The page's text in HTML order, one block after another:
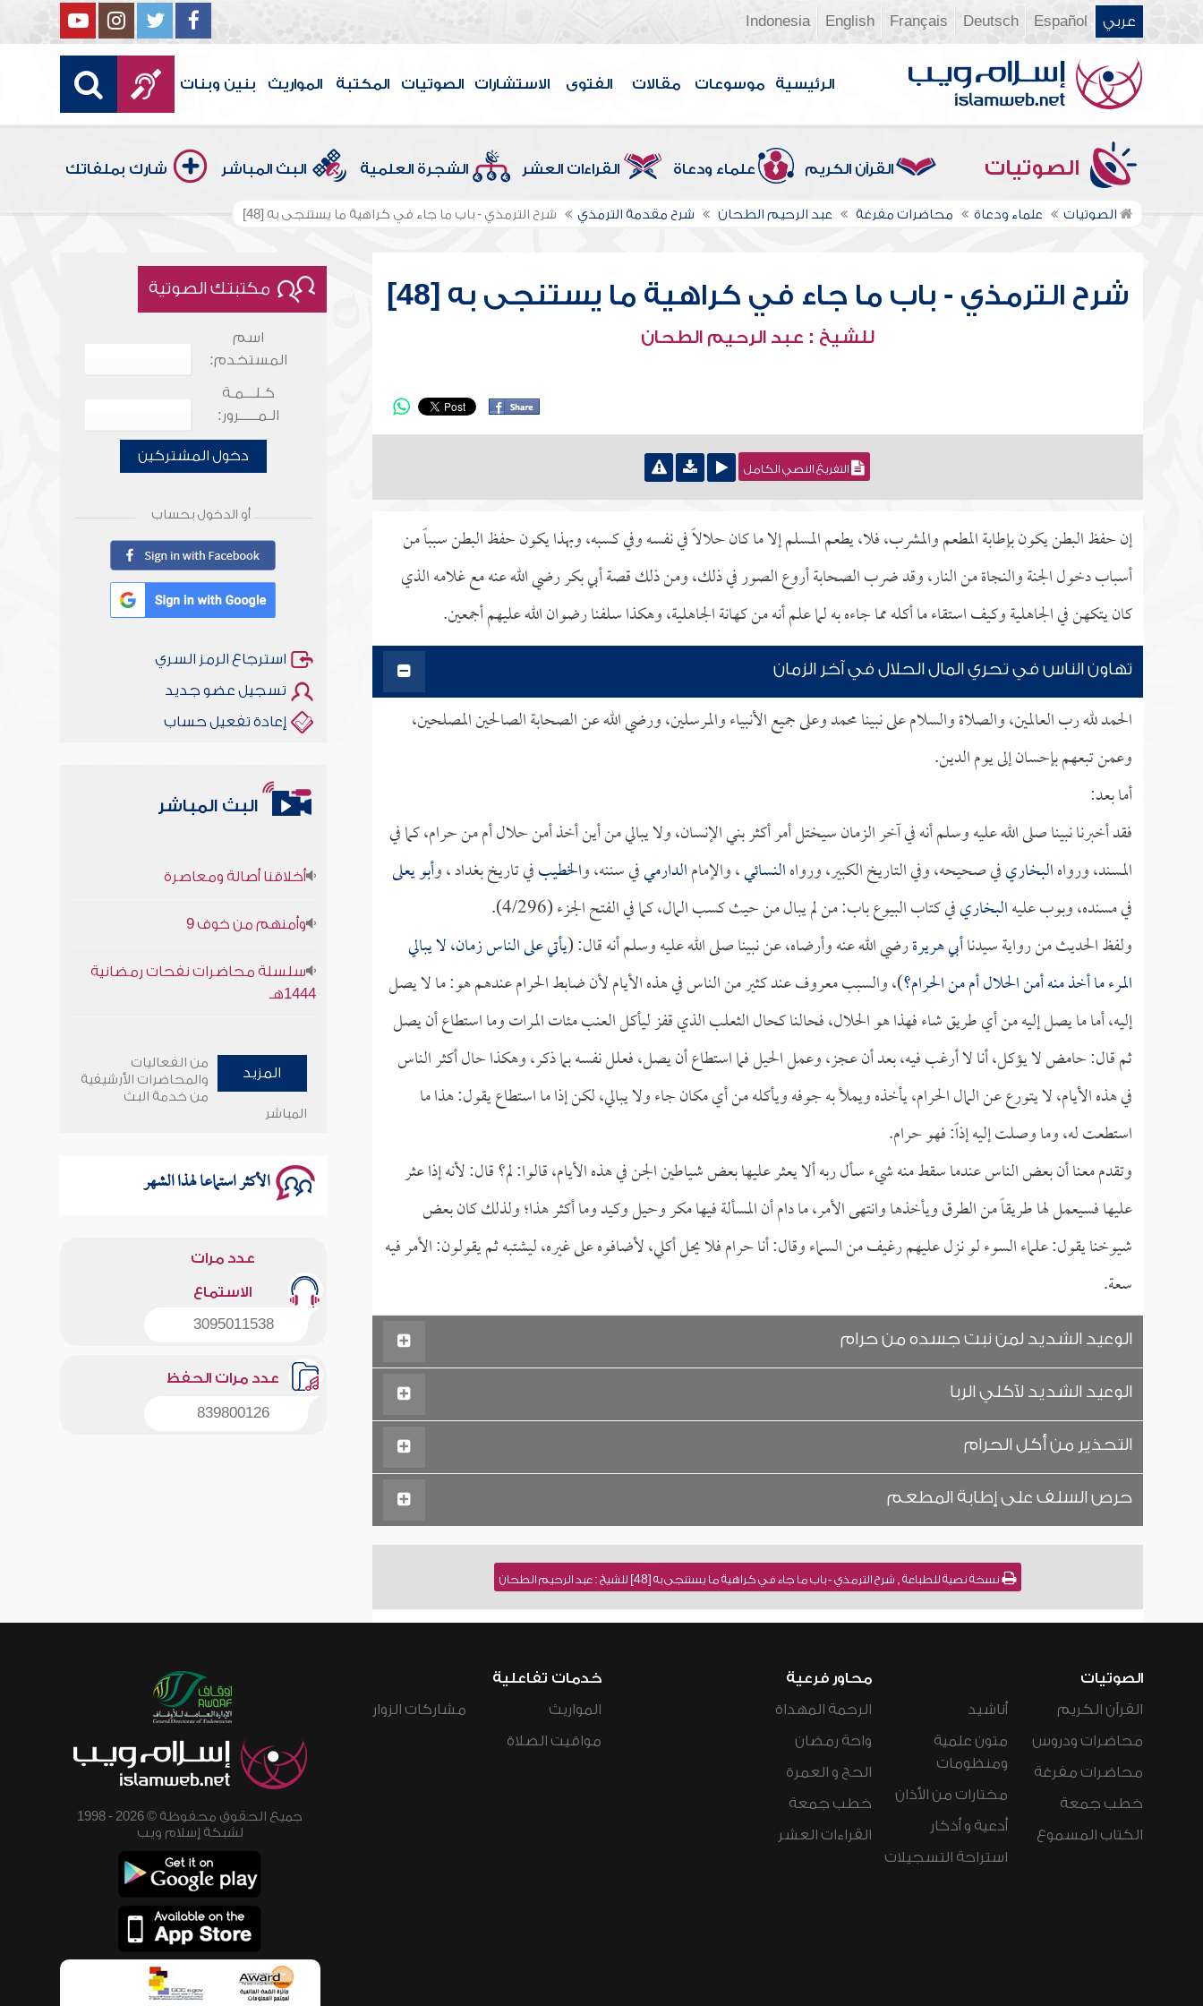
عربي Español
Deutsch
Français
English
Indonesia
الرئيسية موسوعات مقالات الفتوى الاستشارات الصوتيات المكتبة المواريث بنين وبنات
الصوتيات القرآن الكريم علماء ودعاة القراءات العشر الشجرة العلمية البث المباشر شارك بملفاتك
الصوتيات علماء ودعاة محاضرات مفرغة عبد الرحيم الطحان شرح مقدمة الترمذي شرح الترمذي - باب ما جاء في كراهية ما يستنجى به [48]
شرح الترمذي - باب ما جاء في كراهية ما يستنجى به [48]
للشيخ : عبد الرحيم الطحان
التفريغ النصي الكامل
إن حفظ البطن يكون بإطابة المطعم والمشرب، فلا، يطعم المسلم إلا ما كان حلالاً في نفسه وفي كسبه، وبهذا يكون حفظ البطن سبباً من
أسباب دخول الجنة والنجاة من النار، وقد ضرب الصحابة أروع الصور في ذلك، ومن ذلك قصة أبي بكر رضي الله عنه مع غلامه الذي
كان يتكهن في الجاهلية وكيف استقاء ما أكله مما جاءه به لما علم أنه من كهانة الجاهلية، وهكذا سلفنا رضوان الله عليهم أجمعين.
تهاون الناس في تحري المال الحلال في آخر الزمان
الحمد لله رب العالمين، والصلاة والسلام على نبينا محمد وعلى جميع الأنبياء والمرسلين، ورضي الله عن الصحابة الصالحين المصلحين،
وعمن تبعهم بإحسان إلى يوم الدين.
أما بعد:
فقد أخبرنا نبينا صلى الله عليه وسلم أنه في آخر الزمان سيختل أمر أكثر بني الإنسان، ولا يبالي من أين أخذ أمن حلال أم من حرام، كما في
المسند، ورواهالبخاريفي صحيحه، وفي التاريخ الكبير، ورواهالنسائي، والإمامالدارميفي سننه، والخطيبفي تاريخ بغداد ، وأبو يعلى
في مسنده، وبوب عليهالبخاريفي كتاب البيوع باب: من لم يبال من حيث كسب المال، كما في الفتح الجزء (4/296).
ولفظ الحديث من رواية سيدناأبي هريرةرضي الله عنه وأرضاه، عن نبينا صلى الله عليه وسلم أنه قال: (يأتي على الناس زمان، لا يبالي
المرء ما أخذ منه أمن الحلال أم من الحرام؟)، والسبب معروف عند كثير من الناس في هذه الأيام لأن ضابط الحرام عندهم هو: ما لا يصل
إليه، أما ما يصل إليه من أي طريق شاء فهذا هو الحلال، فحالنا كحال الثعلب الذي قفز ليأكل العنب مئات المرات وما استطاع أن يصل
ثم قال: حامض لا يؤكل، أنا لا أرغب فيه، بعد أن عجز، وعمل الحيل فما استطاع أن يصل، فعلل نفسه بما ذكر، وهكذا حال أكثر الناس
في هذه الأيام، لا يتورع عن المال الحرام، يأخذه ويملأ به جوفه ويأكله من أي مكان جاء ولا يبالي، لكن إذا ما استطاع يقول: هذا ما
استطعت له، وما وصلت إليه إذاً: فهو حرام.
وتقدم معنا أن بعض الناس عندما سقط منه شيء سأل ربه ألا يعثر عليها بعض شياطين الجن في هذه الأيام، قالوا: لم؟ قال: لأنه إذا عثر
عليها فسيعمل لها طريقاً من الطرق ويأخذها وانتهى الأمر، ما دام أن المسألة فيها مكر وحيل وكيد وما أكثر هذا؛ ولذلك كان بعض
شيوخنا يقول: علماء السوء لو نزل عليهم رغيف من السماء وقال: أنا حرام فلا يحل أكلي، لأضافوه على غيره، ليشتبه ثم يقولون: الأمر فيه
سعة.
الوعيد الشديد لمن نبت جسده من حرام
الوعيد الشديد لآكلي الربا
التحذير من أكل الحرام
حرص السلف على إطابة المطعم
نسخة نصية للطباعة , شرح الترمذي - باب ما جاء في كراهية ما يستنجى به [48] للشيخ : عبد الرحيم الطحان
مكتبتك الصوتية
اسم
المستخدم:
كـلـــمـة
الـمـــــرور:
دخول المشتركين
أو الدخول بحساب
استرجاع الرمز السري
تسجيل عضو جديد
إعادة تفعيل حساب
البث المباشر
1444هـ
وأمنهم من خوف 9
سلسلة محاضرات نفحات رمضانية
المزيد
من الفعاليات
والمحاضرات الأرشيفية
من خدمة البث
المباشر
الأكثر استماعا لهذا الشهر
عدد مرات
الاستماع
3095011538
عدد مرات الحفظ
839800126
الصوتيات
القرآن الكريم
محاضرات ودروس
محاضرات مفرغة
خطب جمعة
الكتاب المسموع
أناشيد
متون علمية
ومنظومات
مختارات من الأذان
أدعية و أذكار
استراحة التسجيلات
محاور فرعية
الرحمة المهداة
واحة رمضان
الحج و العمرة
خطب جمعة
القراءات العشر
خدمات تفاعلية
المواريث
مواقيت الصلاة
مشاركات الزوار
جميع الحقوق محفوظة © 2026 - 1998
لشبكة إسلام ويب